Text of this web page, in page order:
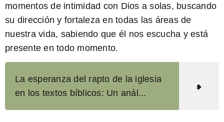
momentos de intimidad con Dios a solas, buscando
su dirección y fortaleza en todas las áreas de
nuestra vida, sabiendo que él nos escucha y está
presente en todo momento.
La esperanza del rapto de la iglesia
en los textos bíblicos: Un anál...